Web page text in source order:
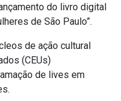
do livro digital
de São Paulo”.
de ação cultural
(CEUs)
de lives em